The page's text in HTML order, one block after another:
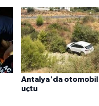
Antalya'da
uçtu